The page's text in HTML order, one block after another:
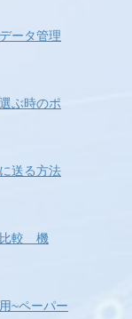
ータ管理
ぶ時のポ
送る方法
比較 機
~ペーパー